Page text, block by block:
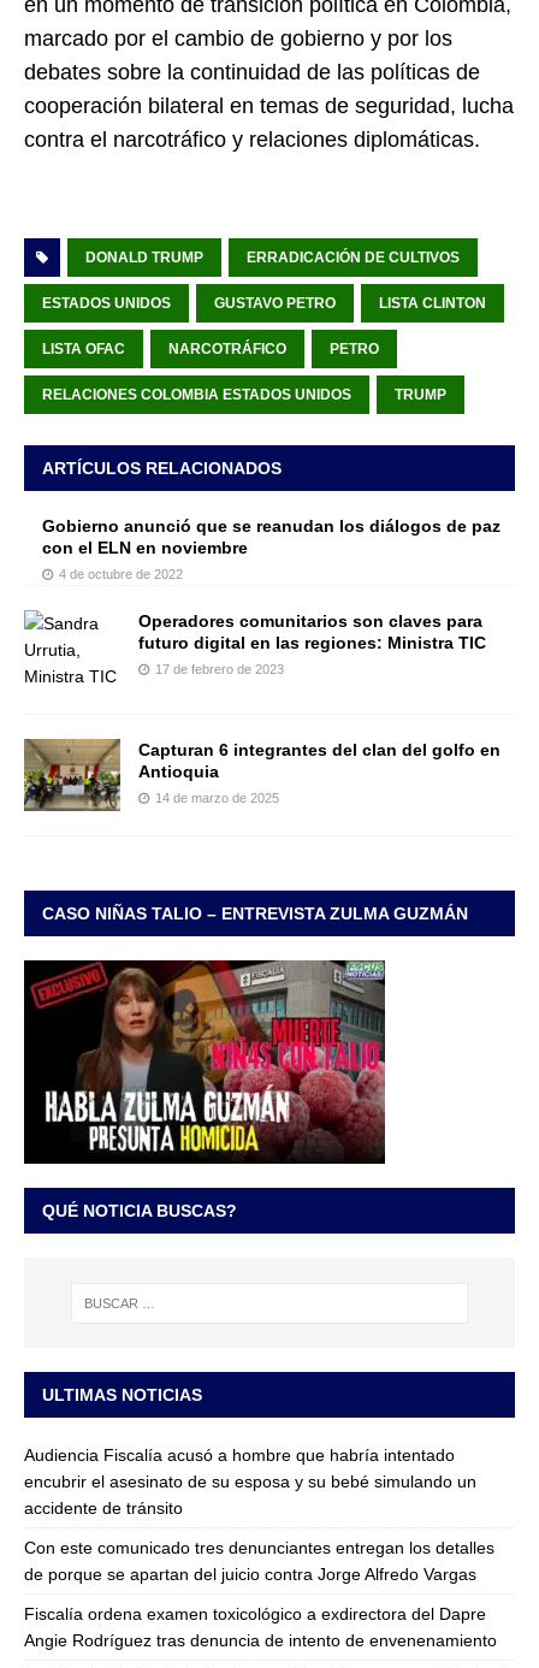
en un momento de transición política en Colombia,
marcado por el cambio de gobierno y por los
debates sobre la continuidad de las políticas de
cooperación bilateral en temas de seguridad, lucha
contra el narcotráfico y relaciones diplomáticas.
DONALD TRUMP ERRADICACIÓN DE CULTIVOS
ESTADOS UNIDOS GUSTAVO PETRO LISTA CLINTON
LISTA OFAC NARCOTRÁFICO PETRO
RELACIONES COLOMBIA ESTADOS UNIDOS TRUMP
ARTÍCULOS RELACIONADOS
Gobierno anunció que se reanudan los diálogos de paz
con el ELN en noviembre
4 de octubre de 2022
Operadores comunitarios son claves para
futuro digital en las regiones: Ministra TIC
17 de febrero de 2023
Capturan 6 integrantes del clan del golfo en
Antioquia
14 de marzo de 2025
CASO NIÑAS TALIO – ENTREVISTA ZULMA GUZMÁN
QUÉ NOTICIA BUSCAS?
ULTIMAS NOTICIAS
Audiencia Fiscalía acusó a hombre que habría intentado
encubrir el asesinato de su esposa y su bebé simulando un
accidente de tránsito
Con este comunicado tres denunciantes entregan los detalles
de porque se apartan del juicio contra Jorge Alfredo Vargas
Fiscalía ordena examen toxicológico a exdirectora del Dapre
Angie Rodríguez tras denuncia de intento de envenenamiento